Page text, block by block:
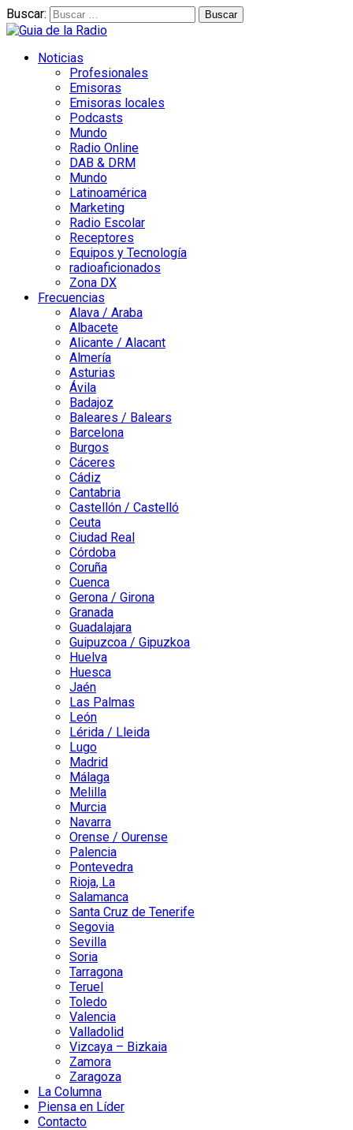
Buscar:
Noticias
Profesionales
Emisoras
Emisoras locales
Podcasts
Mundo
Radio Online
DAB & DRM
Mundo
Latinoamérica
Marketing
Radio Escolar
Receptores
Equipos y Tecnología
radioaficionados
Zona DX
Frecuencias
Alava / Araba
Albacete
Alicante / Alacant
Almería
Asturias
Ávila
Badajoz
Baleares / Balears
Barcelona
Burgos
Cáceres
Cádiz
Cantabria
Castellón / Castelló
Ceuta
Ciudad Real
Córdoba
Coruña
Cuenca
Gerona / Girona
Granada
Guadalajara
Guipuzcoa / Gipuzkoa
Huelva
Huesca
Jaén
Las Palmas
León
Lérida / Lleida
Lugo
Madrid
Málaga
Melilla
Murcia
Navarra
Orense / Ourense
Palencia
Pontevedra
Rioja, La
Salamanca
Santa Cruz de Tenerife
Segovia
Sevilla
Soria
Tarragona
Teruel
Toledo
Valencia
Valladolid
Vizcaya – Bizkaia
Zamora
Zaragoza
La Columna
Piensa en Líder
Contacto